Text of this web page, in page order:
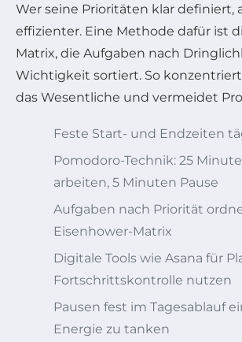
Wer seine Prioritäten klar definiert,
effizienter. Eine Methode dafür ist
Matrix, die Aufgaben nach
Wichtigkeit sortiert. So
das Wesentliche und vermeidet
Feste Start- und Endzeiten
Pomodoro-Technik: 25
arbeiten, 5 Minuten Pause
Aufgaben nach Priorität
Eisenhower-Matrix
Digitale Tools wie Asana für
Fortschrittskontrolle nutzen
Pausen fest im Tagesablauf
Energie zu tanken